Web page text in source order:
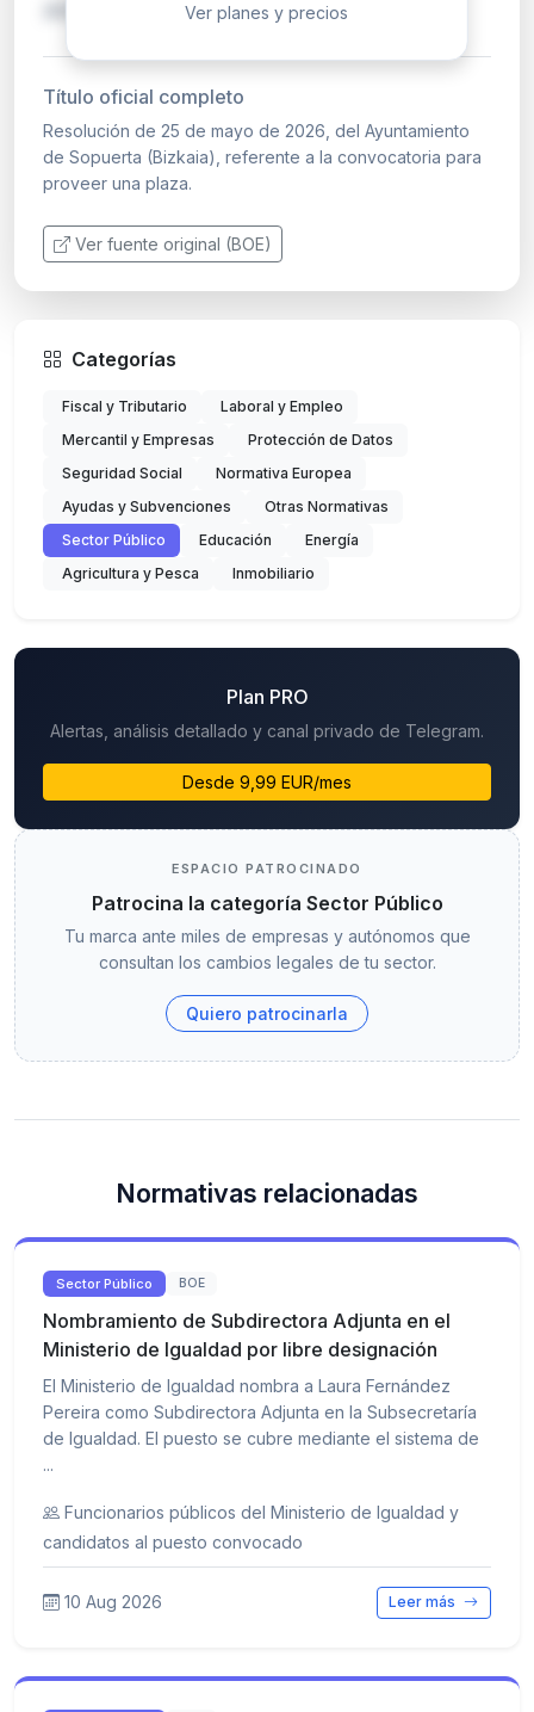
Ver planes y precios
Título oficial completo
Resolución de 25 de mayo de 2026, del Ayuntamiento
de Sopuerta (Bizkaia), referente a la convocatoria para
proveer una plaza.
Ver fuente original (BOE)
Categorías
Fiscal y Tributario
Laboral y Empleo
Mercantil y Empresas
Protección de Datos
Seguridad Social
Normativa Europea
Ayudas y Subvenciones
Otras Normativas
Sector Público
Educación
Energía
Agricultura y Pesca
Inmobiliario
Plan PRO
Alertas, análisis detallado y canal privado de Telegram.
Desde 9,99 EUR/mes
ESPACIO PATROCINADO
Patrocina la categoría Sector Público
Tu marca ante miles de empresas y autónomos que
consultan los cambios legales de tu sector.
Quiero patrocinarla
Normativas relacionadas
Sector Público BOE
Nombramiento de Subdirectora Adjunta en el
Ministerio de Igualdad por libre designación
El Ministerio de Igualdad nombra a Laura Fernández
Pereira como Subdirectora Adjunta en la Subsecretaría
de Igualdad. El puesto se cubre mediante el sistema de
...
Funcionarios públicos del Ministerio de Igualdad y
candidatos al puesto convocado
10 Aug 2026 Leer más